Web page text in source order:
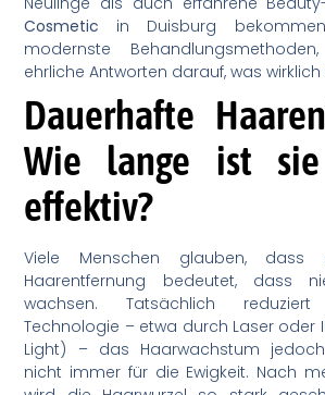
Cosmetic in Duisburg
modernste
ehrliche Antworten darauf, was
Dauerhafte
Wie lange ist
effektiv?
Viele Menschen glauben, dass
Haarentfernung bedeutet, dass
wachsen. Tatsächlich
Technologie – etwa durch Laser oder
Light) – das Haarwachstum
nicht immer für die Ewigkeit. Nach